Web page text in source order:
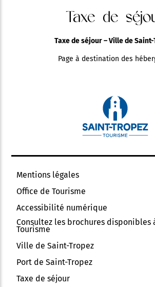
Taxe de
Taxe de séjour – Ville de
Page à destination des
Mentions légales
Office de Tourisme
Accessibilité numérique
Consultez les brochures disponibles
Tourisme
Ville de Saint-Tropez
Port de Saint-Tropez
Taxe de séjour